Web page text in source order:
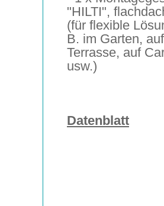
"HILTI",
(für flexible
B. im Garten,
Terrasse, auf
usw.)
Datenblatt